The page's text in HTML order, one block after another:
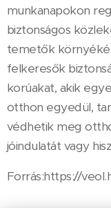
munkanapokon
biztonságos
temetők
felkeresők
korúakat, akik
otthon egyedül,
védhetik meg
jóindulatát vagy
Forrás:https://